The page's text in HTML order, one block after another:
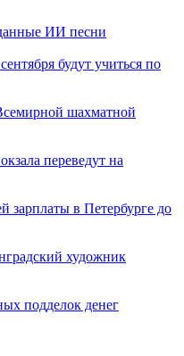
ИИ песни
будут учиться по
шахматной
переведут на
зарплаты в Петербурге до
художник
подделок денег